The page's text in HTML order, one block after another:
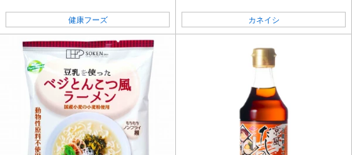
健康フーズ カネイシ